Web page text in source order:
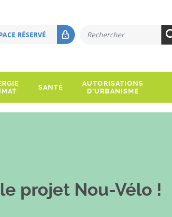
RÉSERVÉ Que recherchez-vous ?
SANTÉ
AUTORISATIONS
D'URBANISME
projet Nou-Vélo !